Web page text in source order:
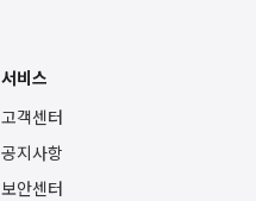
서비스
고객센터
공지사항
보안센터